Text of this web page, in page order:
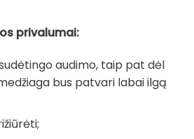
privalumai:
audimo, taip pat dėl
bus patvari labai ilgą